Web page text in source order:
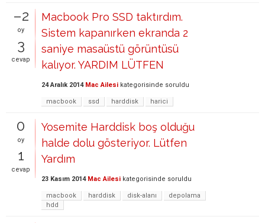
–2
oy
3
cevap
Macbook Pro SSD taktırdım.
Sistem kapanırken ekranda 2
saniye masaüstü görüntüsü
kalıyor. YARDIM LÜTFEN
24 Aralık 2014 Mac Ailesi kategorisinde soruldu
macbook ssd harddisk harici
0
oy
1
cevap
Yosemite Harddisk boş olduğu
halde dolu gösteriyor. Lütfen
Yardım
23 Kasım 2014 Mac Ailesi kategorisinde soruldu
macbook harddisk disk-alanı
depolama
hdd